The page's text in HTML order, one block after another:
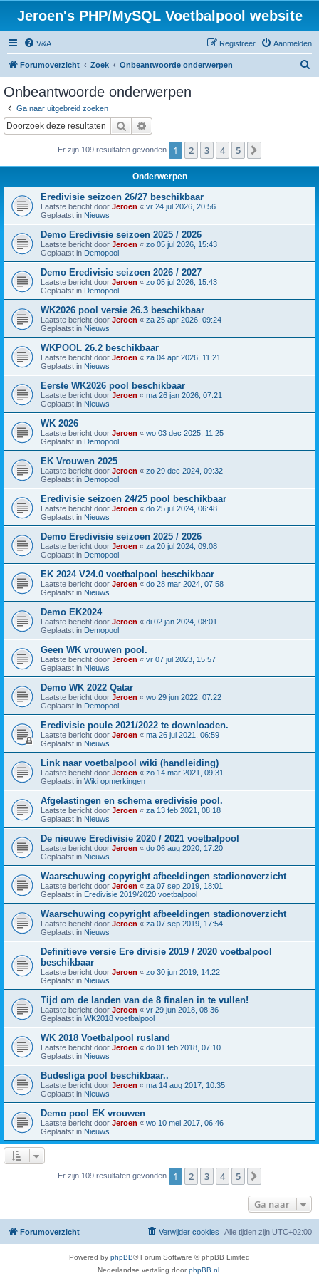
Jeroen's PHP/MySQL Voetbalpool website
V&A Aanmelden
Registreer
Forumoverzicht Zoek Onbeantwoorde onderwerpen
Onbeantwoorde onderwerpen
Ga naar uitgebreid zoeken
Zoek
Er zijn 109 resultaten gevonden 1 2 3 4 5
Onderwerpen
Eredivisie seizoen 26/27 beschikbaar
Laatste bericht door Jeroen « vr 24 jul 2026, 20:56
Geplaatst in Nieuws
Demo Eredivisie seizoen 2025 / 2026
Laatste bericht door Jeroen « zo 05 jul 2026, 15:43
Geplaatst in Demopool
Demo Eredivisie seizoen 2026 / 2027
Laatste bericht door Jeroen « zo 05 jul 2026, 15:43
Geplaatst in Demopool
WK2026 pool versie 26.3 beschikbaar
Laatste bericht door Jeroen « za 25 apr 2026, 09:24
Geplaatst in Nieuws
WKPOOL 26.2 beschikbaar
Laatste bericht door Jeroen « za 04 apr 2026, 11:21
Geplaatst in Nieuws
Eerste WK2026 pool beschikbaar
Laatste bericht door Jeroen « ma 26 jan 2026, 07:21
Geplaatst in Nieuws
WK 2026
Laatste bericht door Jeroen « wo 03 dec 2025, 11:25
Geplaatst in Demopool
EK Vrouwen 2025
Laatste bericht door Jeroen « zo 29 dec 2024, 09:32
Geplaatst in Demopool
Eredivisie seizoen 24/25 pool beschikbaar
Laatste bericht door Jeroen « do 25 jul 2024, 06:48
Geplaatst in Nieuws
Demo Eredivisie seizoen 2025 / 2026
Laatste bericht door Jeroen « za 20 jul 2024, 09:08
Geplaatst in Demopool
EK 2024 V24.0 voetbalpool beschikbaar
Laatste bericht door Jeroen « do 28 mar 2024, 07:58
Geplaatst in Nieuws
Demo EK2024
Laatste bericht door Jeroen « di 02 jan 2024, 08:01
Geplaatst in Demopool
Geen WK vrouwen pool.
Laatste bericht door Jeroen « vr 07 jul 2023, 15:57
Geplaatst in Nieuws
Demo WK 2022 Qatar
Laatste bericht door Jeroen « wo 29 jun 2022, 07:22
Geplaatst in Demopool
Eredivisie poule 2021/2022 te downloaden.
Laatste bericht door Jeroen « ma 26 jul 2021, 06:59
Geplaatst in Nieuws
Link naar voetbalpool wiki (handleiding)
Laatste bericht door Jeroen « zo 14 mar 2021, 09:31
Geplaatst in Wiki opmerkingen
Afgelastingen en schema eredivisie pool.
Laatste bericht door Jeroen « za 13 feb 2021, 08:18
Geplaatst in Nieuws
De nieuwe Eredivisie 2020 / 2021 voetbalpool
Laatste bericht door Jeroen « do 06 aug 2020, 17:20
Geplaatst in Nieuws
Waarschuwing copyright afbeeldingen stadionoverzicht
Laatste bericht door Jeroen « za 07 sep 2019, 18:01
Geplaatst in Eredivisie 2019/2020 voetbalpool
Waarschuwing copyright afbeeldingen stadionoverzicht
Laatste bericht door Jeroen « za 07 sep 2019, 17:54
Geplaatst in Nieuws
Definitieve versie Ere divisie 2019 / 2020 voetbalpool
beschikbaar
Laatste bericht door Jeroen « zo 30 jun 2019, 14:22
Geplaatst in Nieuws
Tijd om de landen van de 8 finalen in te vullen!
Laatste bericht door Jeroen « vr 29 jun 2018, 08:36
Geplaatst in WK2018 voetbalpool
WK 2018 Voetbalpool rusland
Laatste bericht door Jeroen « do 01 feb 2018, 07:10
Geplaatst in Nieuws
Budesliga pool beschikbaar..
Laatste bericht door Jeroen « ma 14 aug 2017, 10:35
Geplaatst in Nieuws
Demo pool EK vrouwen
Laatste bericht door Jeroen « wo 10 mei 2017, 06:46
Geplaatst in Nieuws
Er zijn 109 resultaten gevonden 1 2 3 4 5
Ga naar
Forumoverzicht Alle tijden zijn UTC+02:00
Verwijder cookies
Powered by phpBB® Forum Software © phpBB Limited
Nederlandse vertaling doorphpBB.nl